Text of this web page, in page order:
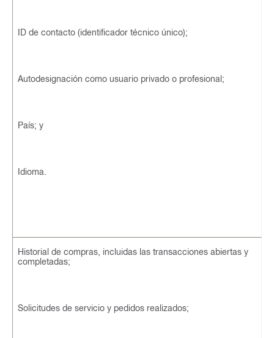
ID de contacto (identificador técnico único);
Autodesignación como usuario privado o profesional;
País; y
Idioma.
Historial de compras, incluidas las transacciones abiertas y
completadas;
Solicitudes de servicio y pedidos realizados;